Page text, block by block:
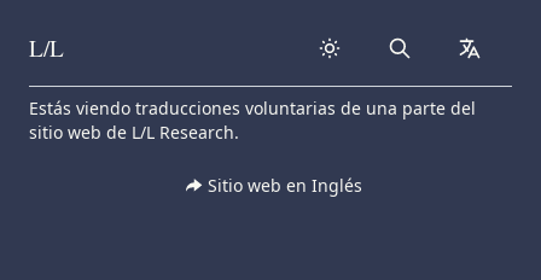
Skip to content
L/L Search
Estás viendo traducciones voluntarias de una parte del
sitio web de L/L Research.
Sitio web en Inglés